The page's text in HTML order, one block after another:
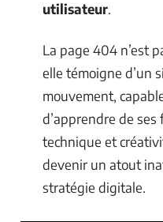
utilisateur.
La page 404 n’est
elle témoigne d’un
mouvement,
d’apprendre de
technique et
devenir un atout
stratégie digitale.